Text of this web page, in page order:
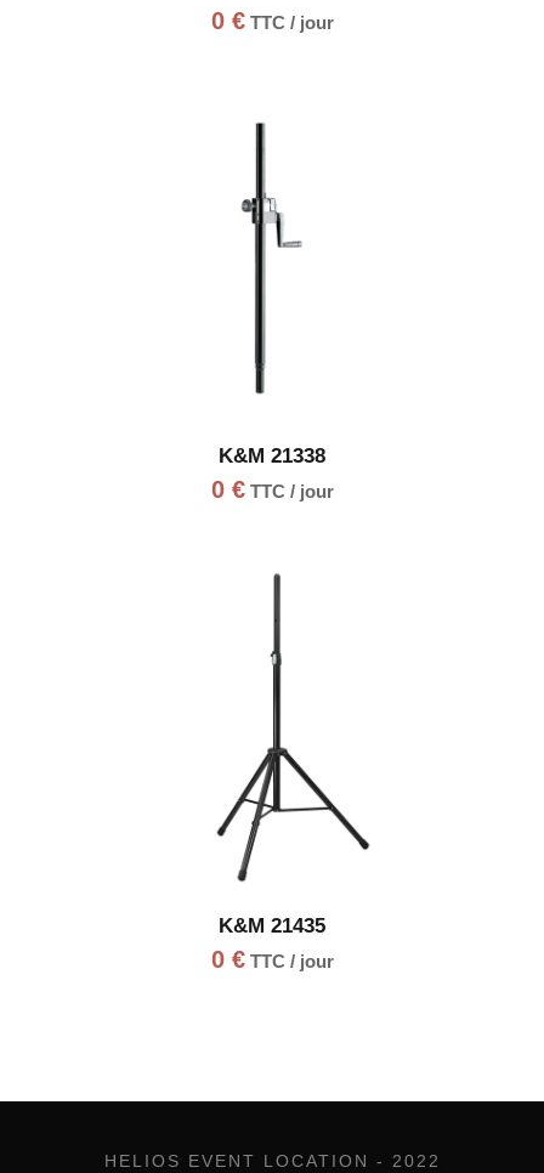
0 €TTC / jour
K&M 21338
0 €TTC / jour
K&M 21435
0 €TTC / jour
HELIOS EVENT LOCATION - 2022